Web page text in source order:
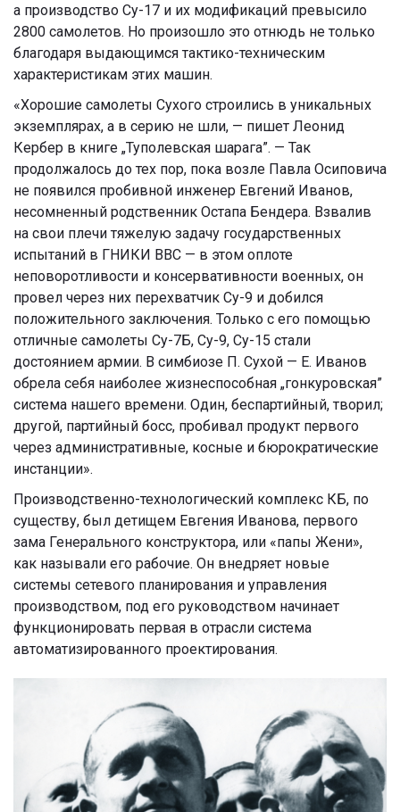
а производство Су-17 и их модификаций превысило
2800 самолетов. Но произошло это отнюдь не только
благодаря выдающимся тактико-техническим
характеристикам этих машин.
«Хорошие самолеты Сухого строились в уникальных
экземплярах, а в серию не шли, — пишет Леонид
Кербер в книге „Туполевская шарага”. — Так
продолжалось до тех пор, пока возле Павла Осиповича
не появился пробивной инженер Евгений Иванов,
несомненный родственник Остапа Бендера. Взвалив
на свои плечи тяжелую задачу государственных
испытаний в ГНИКИ ВВС — в этом оплоте
неповоротливости и консервативности военных, он
провел через них перехватчик Су-9 и добился
положительного заключения. Только с его помощью
отличные самолеты Су-7Б, Су-9, Су-15 стали
достоянием армии. В симбиозе П. Сухой — Е. Иванов
обрела себя наиболее жизнеспособная „гонкуровская”
система нашего времени. Один, беспартийный, творил;
другой, партийный босс, пробивал продукт первого
через административные, косные и бюрократические
инстанции».
Производственно-технологический комплекс КБ, по
существу, был детищем Евгения Иванова, первого
зама Генерального конструктора, или «папы Жени»,
как называли его рабочие. Он внедряет новые
системы сетевого планирования и управления
производством, под его руководством начинает
функционировать первая в отрасли система
автоматизированного проектирования.